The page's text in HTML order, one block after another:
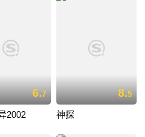
6.7
2002
8.5
神探